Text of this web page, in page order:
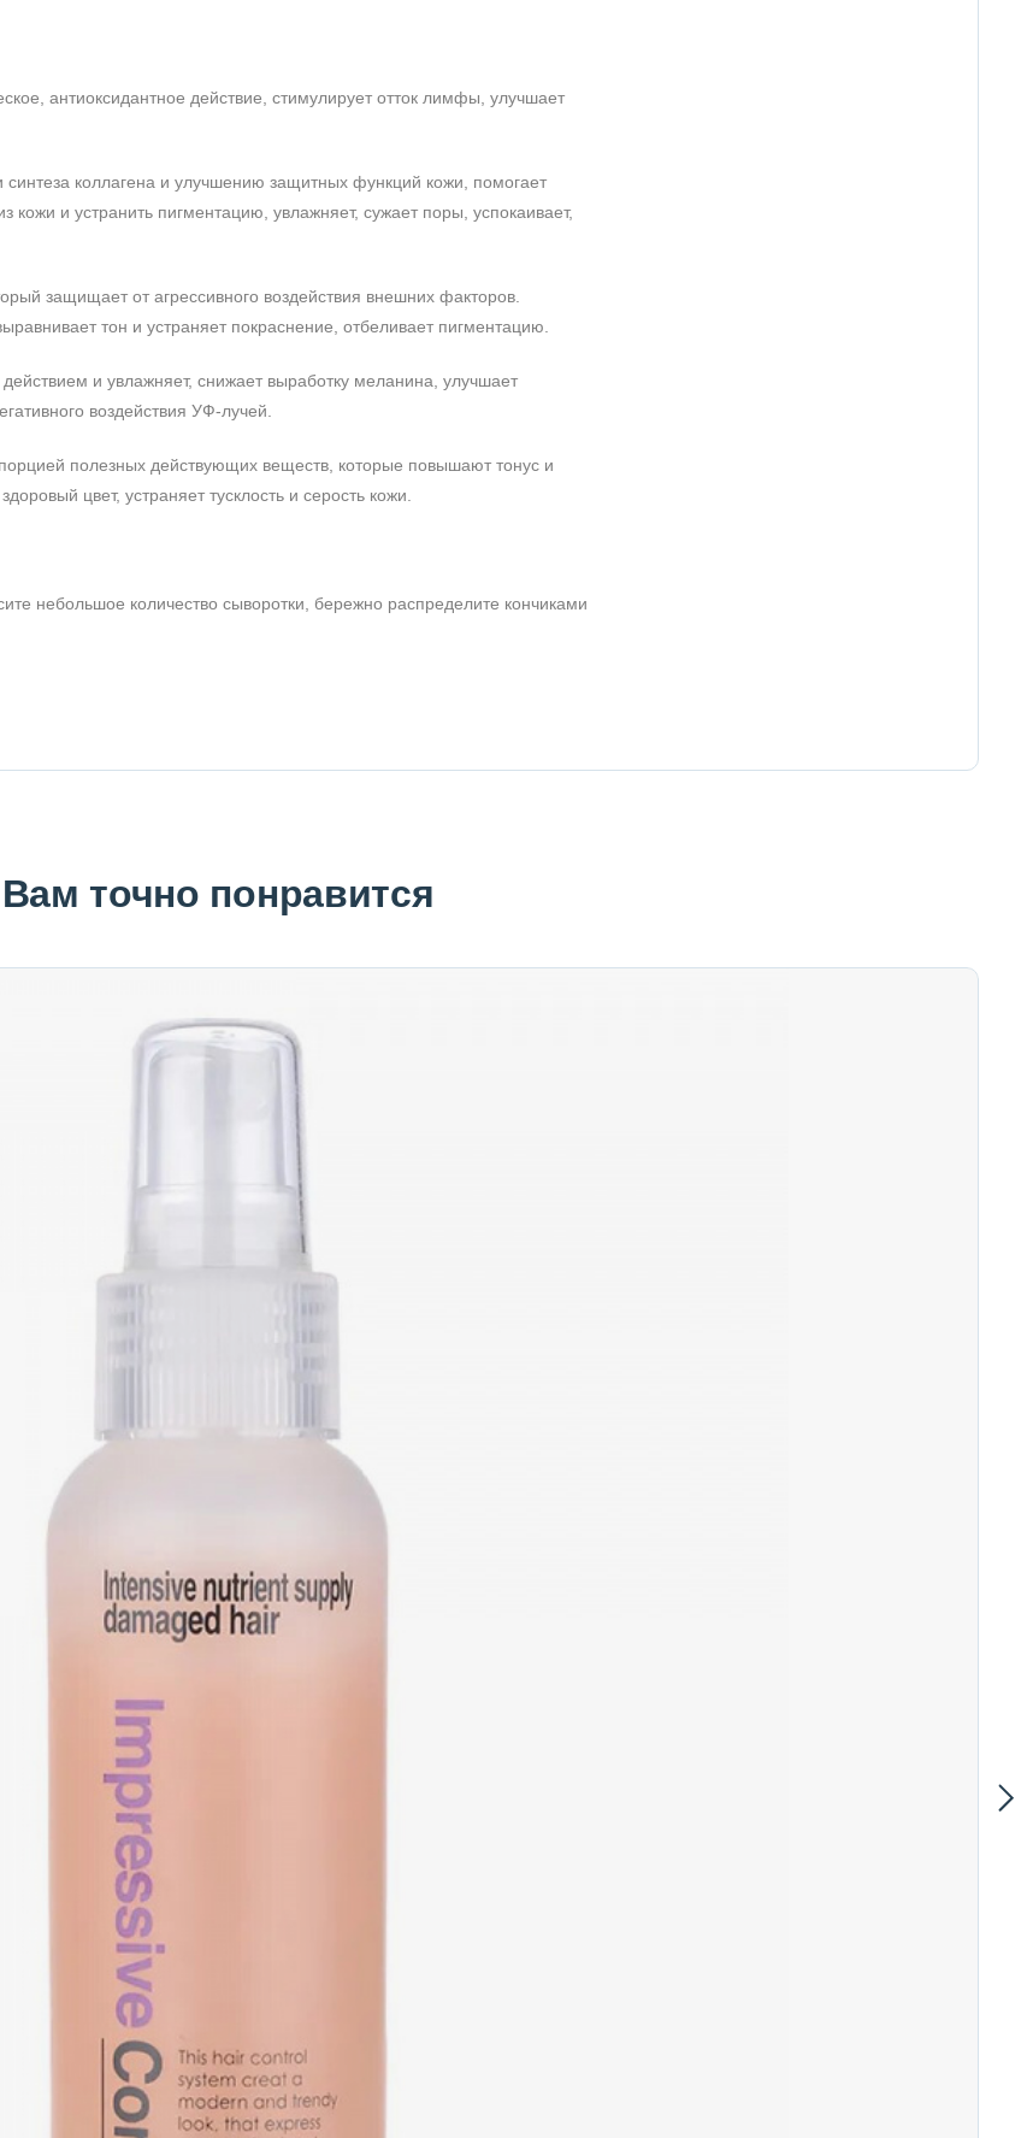
антиоксидантное действие, стимулирует отток лимфы, улучшает
коллагена и улучшению защитных функций кожи, помогает
кожи и устранить пигментацию, увлажняет, сужает поры, успокаивает,
защищает от агрессивного воздействия внешних факторов.
тон и устраняет покраснение, отбеливает пигментацию.
и увлажняет, снижает выработку меланина, улучшает
воздействия УФ-лучей.
полезных действующих веществ, которые повышают тонус и
цвет, устраняет тусклость и серость кожи.
небольшое количество сыворотки, бережно распределите кончиками
Вам точно понравится